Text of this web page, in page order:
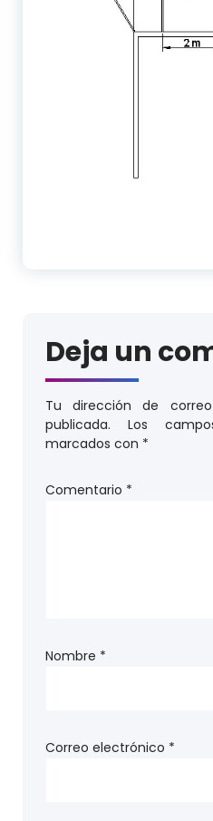
Deja un
Tu dirección de
publicada.
Los
marcados con *
Comentario *
Nombre *
Correo electrónico *